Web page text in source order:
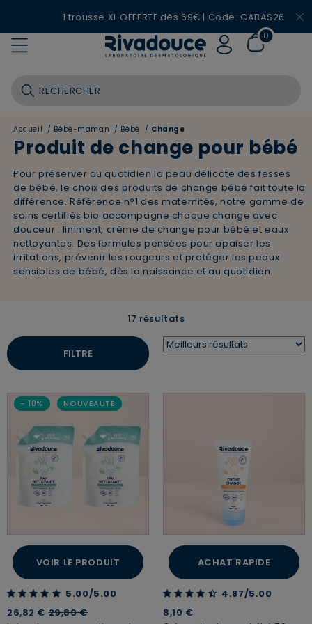
1 trousse XL OFFERTE dès 69€ | Code: CABAS26
0
Accueil / Bébé-maman / Bébé / Change
Produit de change pour bébé
Pour préserver au quotidien la peau délicate des fesses
de bébé, le choix des produits de change bébé fait toute la
différence. Référence n°1 des maternités, notre gamme de
soins certifiés bio accompagne chaque change avec
douceur : liniment, crème de change pour bébé et eaux
nettoyantes. Des formules pensées pour apaiser les
irritations, prévenir les rougeurs et protéger les peaux
sensibles de bébé, dès la naissance et au quotidien.
17 résultats
FILTRE
- 10% NOUVEAUTÉ
VOIR LE PRODUIT
5.00 out of 5 Customer Rating
5.00/5.00
26,82 €Price reduced from
29,80 €to
ACHAT RAPIDE
4.87 out of 5 Customer Rating
4.87/5.00
8,10 €